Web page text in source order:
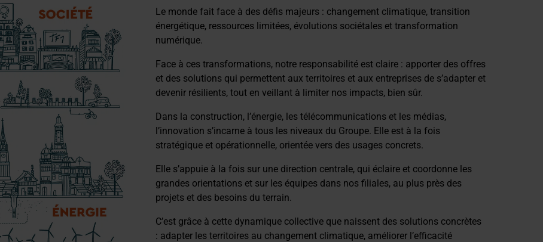
Le monde fait face à des défis majeurs : changement climatique, transition
énergétique, ressources limitées, évolutions sociétales et transformation
numérique.
Face à ces transformations, notre responsabilité est claire : apporter des offres
et des solutions qui permettent aux territoires et aux entreprises de s’adapter et
devenir résilients, tout en veillant à limiter nos impacts, bien sûr.
Dans la construction, l’énergie, les télécommunications et les médias,
l’innovation s’incarne à tous les niveaux du Groupe. Elle est à la fois
stratégique et opérationnelle, orientée vers des usages concrets.
Elle s’appuie à la fois sur une direction centrale, qui éclaire et coordonne les
grandes orientations et sur les équipes dans nos filiales, au plus près des
projets et des besoins du terrain.
C’est grâce à cette dynamique collective que naissent des solutions concrètes
: adapter les territoires au changement climatique, améliorer l’efficacité